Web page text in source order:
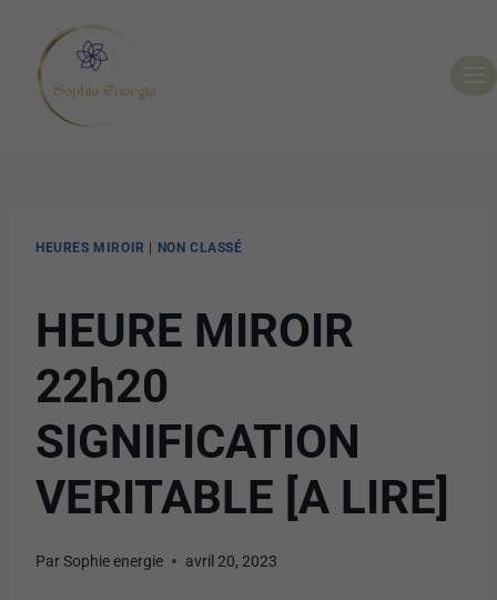
HEURES MIROIR | NON CLASSÉ
HEURE MIROIR
22h20
SIGNIFICATION
VERITABLE [A LIRE]
ParSophie energie avril 20, 2023